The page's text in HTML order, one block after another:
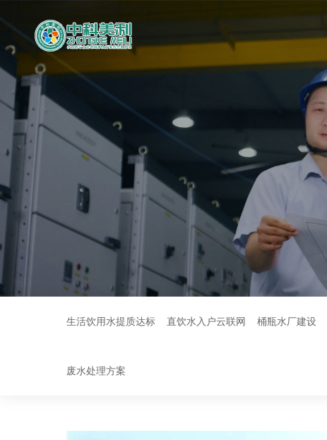
生活饮用水提质达标 直饮水入户云联网 桶瓶水厂建设
废水处理方案